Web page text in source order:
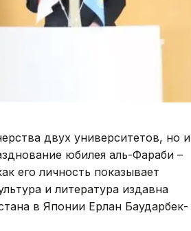
двух университетов, но и
юбилея аль-Фараби –
его личность показывает
и литература издавна
в Японии Ерлан Баударбек-